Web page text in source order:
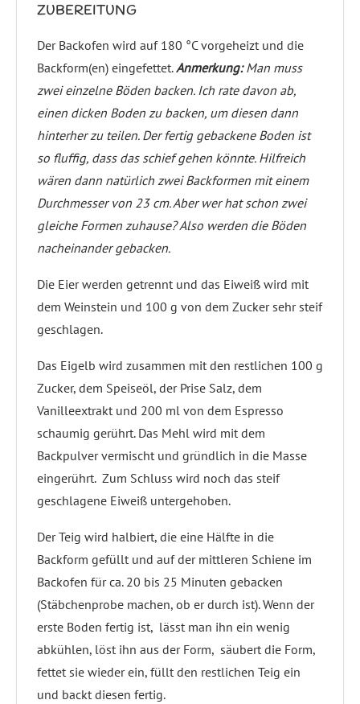
ZUBEREITUNG
Der Backofen wird auf 180 °C vorgeheizt und die
Backform(en) eingefettet.Anmerkung:Man muss
zwei einzelne Böden backen. Ich rate davon ab,
einen dicken Boden zu backen, um diesen dann
hinterher zu teilen. Der fertig gebackene Boden ist
so fluffig, dass das schief gehen könnte. Hilfreich
wären dann natürlich zwei Backformen mit einem
Durchmesser von 23 cm. Aber wer hat schon zwei
gleiche Formen zuhause? Also werden die Böden
nacheinander gebacken.
Die Eier werden getrennt und das Eiweiß wird mit
dem Weinstein und 100 g von dem Zucker sehr steif
geschlagen.
Das Eigelb wird zusammen mit den restlichen 100 g
Zucker, dem Speiseöl, der Prise Salz, dem
Vanilleextrakt und 200 ml von dem Espresso
schaumig gerührt. Das Mehl wird mit dem
Backpulver vermischt und gründlich in die Masse
eingerührt. Zum Schluss wird noch das steif
geschlagene Eiweiß untergehoben.
Der Teig wird halbiert, die eine Hälfte in die
Backform gefüllt und auf der mittleren Schiene im
Backofen für ca. 20 bis 25 Minuten gebacken
(Stäbchenprobe machen, ob er durch ist). Wenn der
erste Boden fertig ist, lässt man ihn ein wenig
abkühlen, löst ihn aus der Form, säubert die Form,
fettet sie wieder ein, füllt den restlichen Teig ein
und backt diesen fertig.